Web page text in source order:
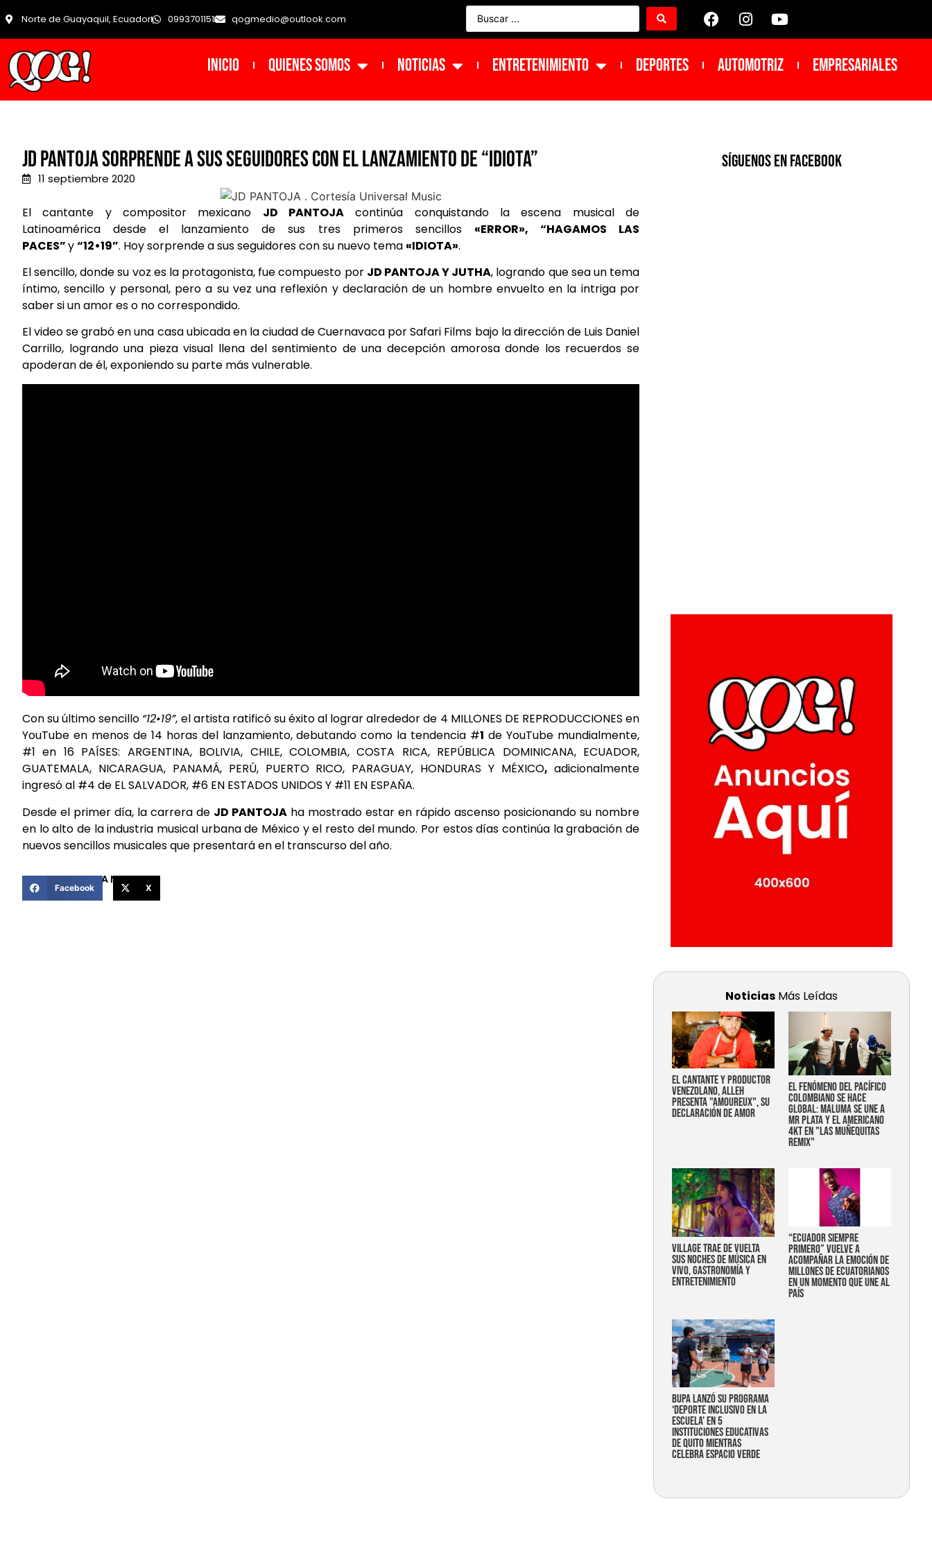
Norte de Guayaquil, Ecuador 0993701151 qogmedio@outlook.com
INICIO Quienes Somos NOTICIAS ENTRETENIMIENTO DEPORTES Automotriz Empresariales
JD Pantoja sorprende a sus seguidores con el lanzamiento de “Idiota”
11 septiembre 2020
El cantante y compositor mexicano JD PANTOJA continúa conquistando la escena musical de
Latinoamérica desde el lanzamiento de sus tres primeros sencillos «ERROR», “HAGAMOS LAS
PACES”y“12•19”. Hoy sorprende a sus seguidores con su nuevo tema «IDIOTA».
El sencillo, donde su voz es la protagonista, fue compuesto por JD PANTOJA Y JUTHA, logrando que sea un tema
íntimo, sencillo y personal, pero a su vez una reflexión y declaración de un hombre envuelto en la intriga por
saber si un amor es o no correspondido.
El video se grabó en una casa ubicada en la ciudad de Cuernavaca por Safari Films bajo la dirección de Luis Daniel
Carrillo, logrando una pieza visual llena del sentimiento de una decepción amorosa donde los recuerdos se
apoderan de él, exponiendo su parte más vulnerable.
Con su último sencillo “12•19”, el artista ratificó su éxito al lograr alrededor de 4 MILLONES DE REPRODUCCIONES en
YouTube en menos de 14 horas del lanzamiento, debutando como la tendencia #1 de YouTube mundialmente,
#1 en 16 PAÍSES: ARGENTINA, BOLIVIA, CHILE, COLOMBIA, COSTA RICA, REPÚBLICA DOMINICANA, ECUADOR,
GUATEMALA, NICARAGUA, PANAMÁ, PERÚ, PUERTO RICO, PARAGUAY, HONDURAS Y MÉXICO,adicionalmente
ingresó al #4 de EL SALVADOR, #6 EN ESTADOS UNIDOS Y #11 EN ESPAÑA.
Desde el primer día, la carrera de JD PANTOJA ha mostrado estar en rápido ascenso posicionando su nombre
en lo alto de la industria musical urbana de México y el resto del mundo. Por estos días continúa la grabación de
nuevos sencillos musicales que presentará en el transcurso del año.
COMPARTIR ESTA NOTICIA
Facebook X
SíGUENOS EN FACEBOOK
Noticias Más Leídas
EL CANTANTE Y PRODUCTOR
VENEZOLANO, ALLEH
PRESENTA "AMOUREUX", SU
DECLARACIÓN DE AMOR
EL FENÓMENO DEL PACÍFICO
COLOMBIANO SE HACE
GLOBAL: MALUMA SE UNE A
MR PLATA Y EL AMERICANO
4KT EN "LAS MUÑEQUITAS
REMIX"
Village trae de vuelta
sus noches de música en
vivo, gastronomía y
entretenimiento
“Ecuador siempre
primero” vuelve a
acompañar la emoción de
millones de ecuatorianos
en un momento que une al
país
Bupa lanzó su programa
‘Deporte Inclusivo en la
Escuela’ en 5
instituciones educativas
de Quito mientras
celebra espacio verde